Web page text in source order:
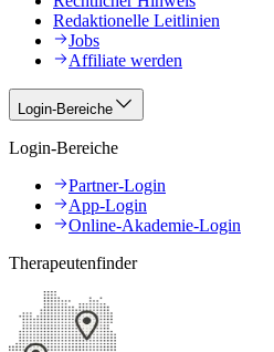
Redaktionelle Leitlinien
Jobs
Affiliate werden
Login-Bereiche
Login-Bereiche
Partner-Login
App-Login
Online-Akademie-Login
Therapeutenfinder